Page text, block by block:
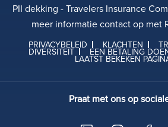
PII dekking - Travelers Insurance
meer informatie contact op met
PRIVACYBELEID KLACHTEN
DIVERSITEIT EEN BETALING
LAATST BEKEKEN
Praat met ons op